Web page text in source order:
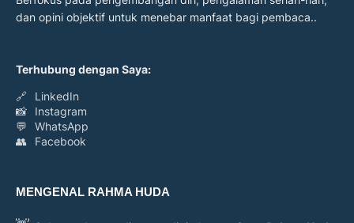
dan opini objektif untuk menebar manfaat bagi pembaca..
Terhubung dengan Saya:
🔗
LinkedIn
📸
Instagram
💬
WhatsApp
👥
Facebook
MENGENAL RAHMA HUDA